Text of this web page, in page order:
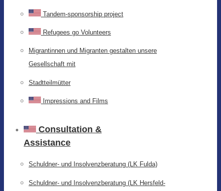
Tandem-sponsorship project
Refugees go Volunteers
Migrantinnen und Migranten gestalten unsere
Gesellschaft mit
Stadtteilmütter
Impressions and Films
Consultation &
Assistance
Schuldner- und Insolvenzberatung (LK Fulda)
Schuldner- und Insolvenzberatung (LK Hersfeld-